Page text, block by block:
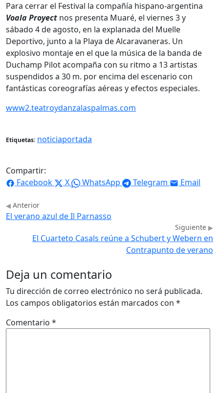
Para cerrar el Festival la compañía hispano-argentina
Voala Proyect nos presenta Muaré, el viernes 3 y
sábado 4 de agosto, en la explanada del Muelle
Deportivo, junto a la Playa de Alcaravaneras. Un
explosivo montaje en el que la música de la banda de
Duchamp Pilot acompaña con su ritmo a 13 artistas
suspendidos a 30 m. por encima del escenario con
fantásticas coreografías aéreas y efectos especiales.
www2.teatroydanzalaspalmas.com
Etiquetas: noticiaportada
Compartir:
Facebook
X WhatsApp Telegram Email
Anterior
El verano azul de Il Parnasso
Siguiente
El Cuarteto Casals reúne a Schubert y Webern en
Contrapunto de verano
Deja un comentario
Tu dirección de correo electrónico no será publicada.
Los campos obligatorios están marcados con *
Comentario *